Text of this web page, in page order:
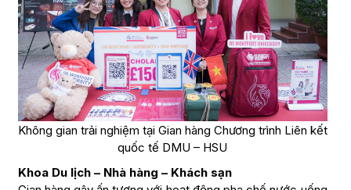
Không gian trải nghiệm tại Gian hàng Chương trình Liên kết
quốc tế DMU – HSU
Khoa Du lịch – Nhà hàng – Khách sạn